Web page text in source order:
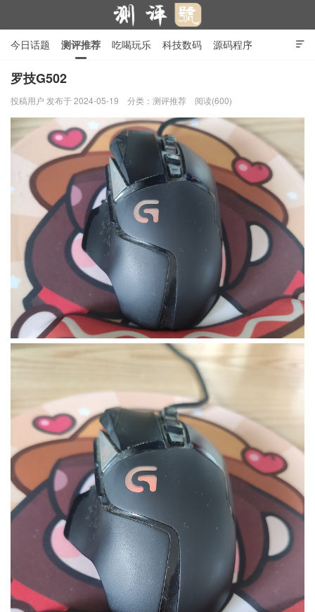
测评号

今日话题 测评推荐 吃喝玩乐 科技数码 源码程序
行业产品 在线投稿
罗技G502
投稿用户 发布于 2024-05-19 分类： 测评推荐 阅读(600)